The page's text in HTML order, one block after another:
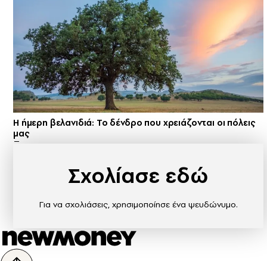
Η ήμερη βελανιδιά: Το δένδρο που χρειάζονται οι πόλεις
μας
Σχολίασε εδώ
Για να σχολιάσεις, χρησιμοποίησε ένα ψευδώνυμο.